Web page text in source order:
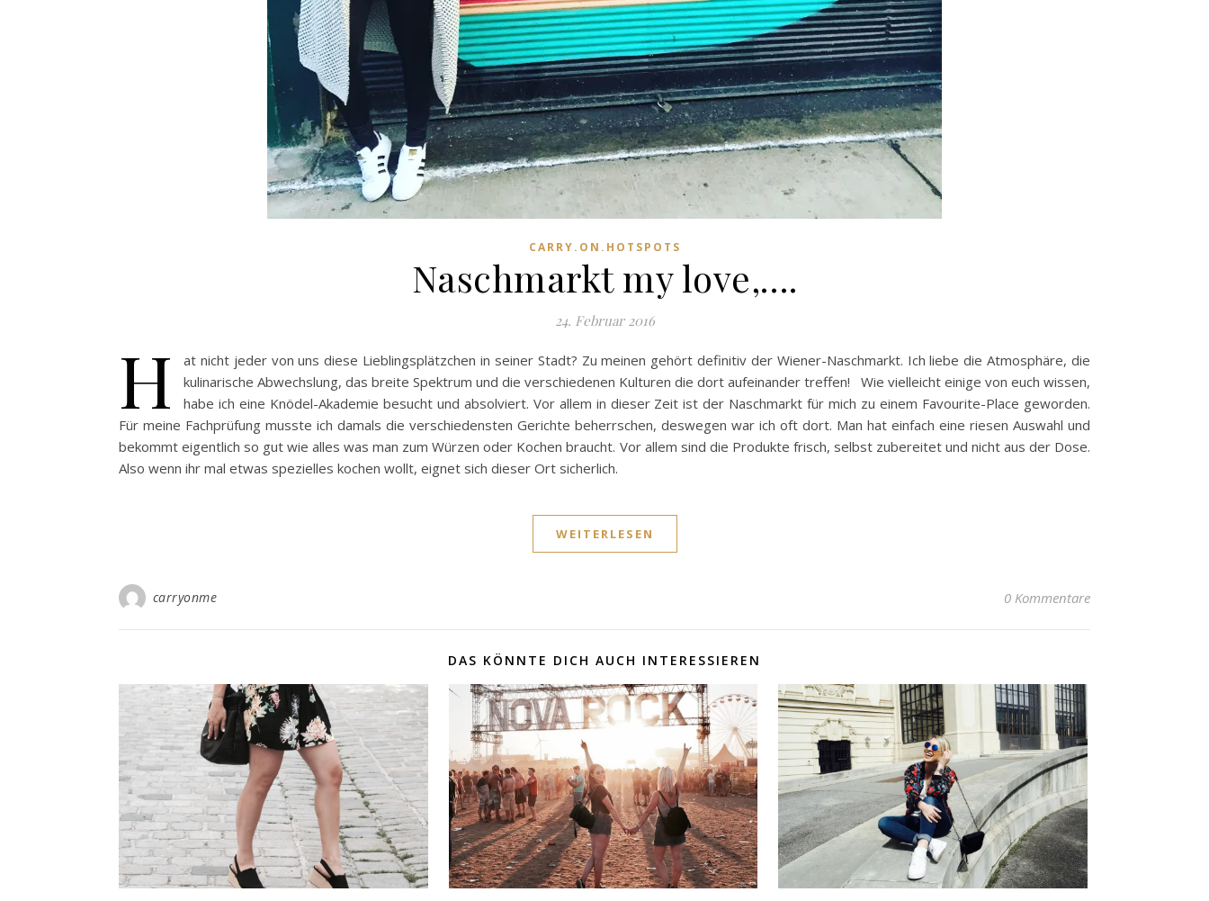
CARRY.ON.HOTSPOTS
Naschmarkt my love,….
24. Februar 2016
H
at nicht jeder von uns diese Lieblingsplätzchen in seiner Stadt? Zu meinen gehört definitiv der Wiener-Naschmarkt. Ich liebe die Atmosphäre, die
kulinarische Abwechslung, das breite Spektrum und die verschiedenen Kulturen die dort aufeinander treffen! Wie vielleicht einige von euch wissen,
habe ich eine Knödel-Akademie besucht und absolviert. Vor allem in dieser Zeit ist der Naschmarkt für mich zu einem Favourite-Place geworden.
Für meine Fachprüfung musste ich damals die verschiedensten Gerichte beherrschen, deswegen war ich oft dort. Man hat einfach eine riesen Auswahl und
bekommt eigentlich so gut wie alles was man zum Würzen oder Kochen braucht. Vor allem sind die Produkte frisch, selbst zubereitet und nicht aus der Dose.
Also wenn ihr mal etwas spezielles kochen wollt, eignet sich dieser Ort sicherlich.
WEITERLESEN
carryonme 0 Kommentare
DAS KÖNNTE DICH AUCH INTERESSIEREN